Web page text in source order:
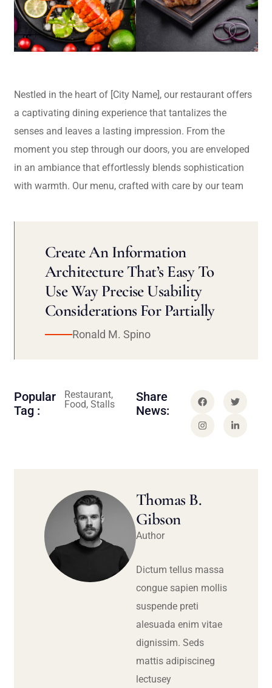
Nestled in the heart of [City Name], our restaurant offers
a captivating dining experience that tantalizes the
senses and leaves a lasting impression. From the
moment you step through our doors, you are enveloped
in an ambiance that effortlessly blends sophistication
with warmth. Our menu, crafted with care by our team
Create An Information
Architecture That’s Easy To
Use Way Precise Usability
Considerations For Partially
Ronald M. Spino
Popular
Tag :
Restaurant,
Food, Stalls
Share
News:
Thomas B.
Gibson
Author
Dictum tellus massa
congue sapien mollis
suspende preti
alesuada enim vitae
dignissim. Seds
mattis adipiscineg
lectusey